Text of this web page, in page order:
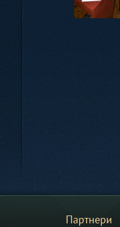
Партнери